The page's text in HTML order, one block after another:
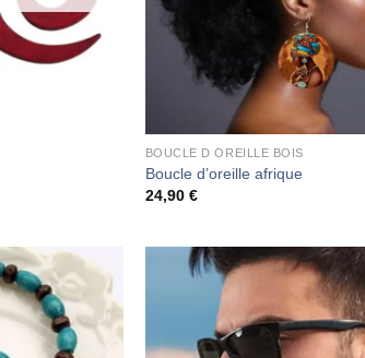
BOUCLE D OREILLE BOIS
Boucle d’oreille afrique
24,90 €